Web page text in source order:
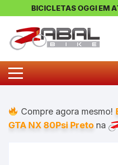
BICICLETAS OGGI EM
Compre agora mesmo!
GTA NX 80Psi Preto na